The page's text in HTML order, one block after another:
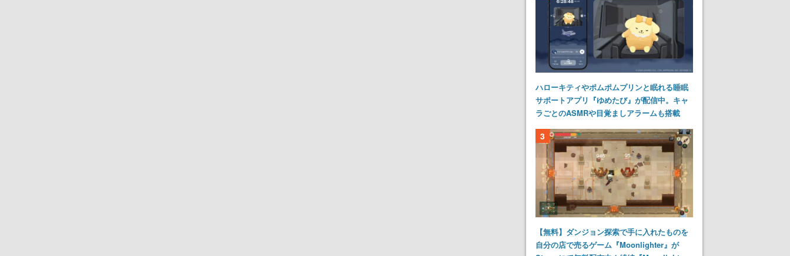
ハローキティやポムポムプリンと眠れる睡眠
サポートアプリ『ゆめたび』が配信中。キャ
ラごとのASMRや目覚ましアラームも搭載
3
【無料】ダンジョン探索で手に入れたものを
自分の店で売るゲーム『Moonlighter』が